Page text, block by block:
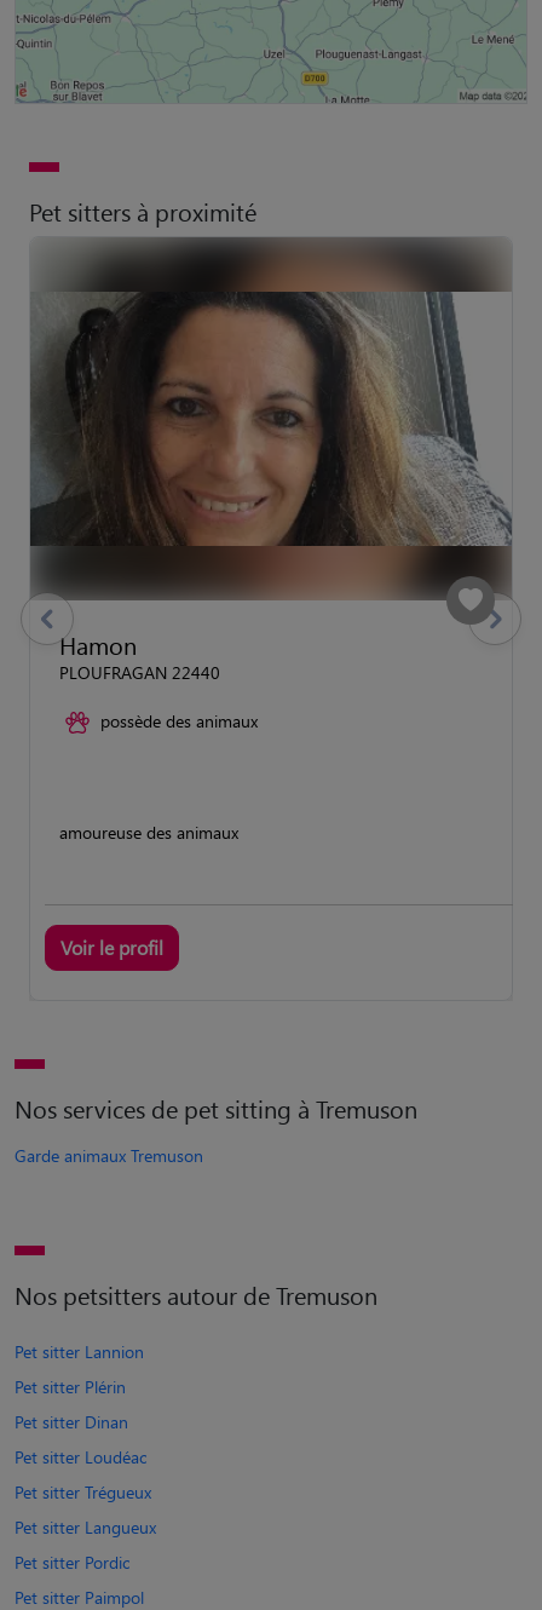
Pet sitters à proximité
Hamon
PLOUFRAGAN 22440
possède des animaux
amoureuse des animaux
Voir le profil
previous Suivant
Nos services de pet sitting à Tremuson
Garde animaux Tremuson
Nos petsitters autour de Tremuson
Pet sitter Lannion
Pet sitter Plérin
Pet sitter Dinan
Pet sitter Loudéac
Pet sitter Trégueux
Pet sitter Langueux
Pet sitter Pordic
Pet sitter Paimpol